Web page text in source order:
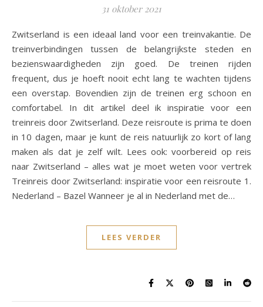
31 oktober 2021
Zwitserland is een ideaal land voor een treinvakantie. De
treinverbindingen tussen de belangrijkste steden en
bezienswaardigheden zijn goed. De treinen rijden
frequent, dus je hoeft nooit echt lang te wachten tijdens
een overstap. Bovendien zijn de treinen erg schoon en
comfortabel. In dit artikel deel ik inspiratie voor een
treinreis door Zwitserland. Deze reisroute is prima te doen
in 10 dagen, maar je kunt de reis natuurlijk zo kort of lang
maken als dat je zelf wilt. Lees ook: voorbereid op reis
naar Zwitserland – alles wat je moet weten voor vertrek
Treinreis door Zwitserland: inspiratie voor een reisroute 1.
Nederland – Bazel Wanneer je al in Nederland met de…
LEES VERDER